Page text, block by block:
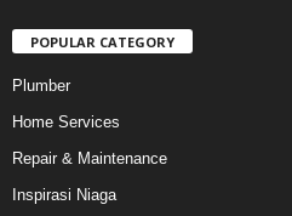
POPULAR CATEGORY
Plumber
Home Services
Repair & Maintenance
Inspirasi Niaga